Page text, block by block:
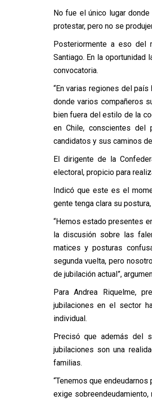
No fue el único lugar
protestar, pero no se
Posteriormente a eso del
Santiago. En la oportunidad
convocatoria.
“En varias regiones del
donde varios compañeros
bien fuera del estilo de la
en Chile, conscientes del
candidatos y sus caminos
El dirigente de la
electoral, propicio para
Indicó que este es el
gente tenga clara su
“Hemos estado presentes
la discusión sobre las
matices y posturas
segunda vuelta, pero
de jubilación actual”,
Para Andrea Riquelme,
jubilaciones en el sector
individual.
Precisó que además del
jubilaciones son una
familias.
“Tenemos que
exige